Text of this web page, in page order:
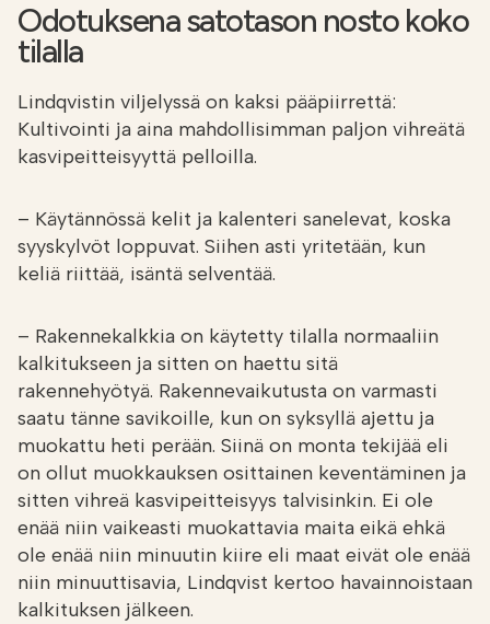
Odotuksena satotason nosto koko
tilalla
Lindqvistin viljelyssä on kaksi pääpiirrettä:
Kultivointi ja aina mahdollisimman paljon vihreätä
kasvipeitteisyyttä pelloilla.
– Käytännössä kelit ja kalenteri sanelevat, koska
syyskylvöt loppuvat. Siihen asti yritetään, kun
keliä riittää, isäntä selventää.
– Rakennekalkkia on käytetty tilalla normaaliin
kalkitukseen ja sitten on haettu sitä
rakennehyötyä. Rakennevaikutusta on varmasti
saatu tänne savikoille, kun on syksyllä ajettu ja
muokattu heti perään. Siinä on monta tekijää eli
on ollut muokkauksen osittainen keventäminen ja
sitten vihreä kasvipeitteisyys talvisinkin. Ei ole
enää niin vaikeasti muokattavia maita eikä ehkä
ole enää niin minuutin kiire eli maat eivät ole enää
niin minuuttisavia, Lindqvist kertoo havainnoistaan
kalkituksen jälkeen.